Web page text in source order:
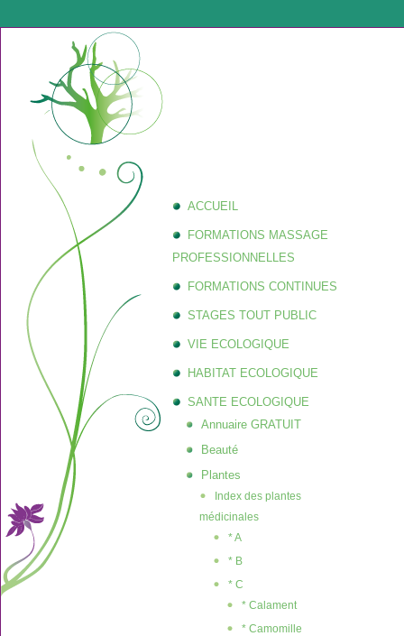
ACCUEIL
FORMATIONS MASSAGE
PROFESSIONNELLES
FORMATIONS CONTINUES
STAGES TOUT PUBLIC
VIE ECOLOGIQUE
HABITAT ECOLOGIQUE
SANTE ECOLOGIQUE
Annuaire GRATUIT
Beauté
Plantes
Index des plantes
médicinales
* A
* B
* C
* Calament
* Camomille